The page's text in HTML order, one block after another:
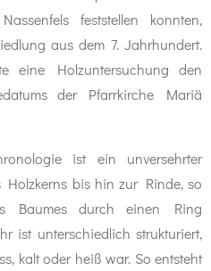
feststellen konnten,
aus dem 7. Jahrhundert.
eine Holzuntersuchung den
der Pfarrkirche Mariä
ist ein unversehrter
Holzkerns bis hin zur Rinde, so
Baumes durch einen Ring
ist unterschiedlich strukturiert,
kalt oder heiß war. So entsteht